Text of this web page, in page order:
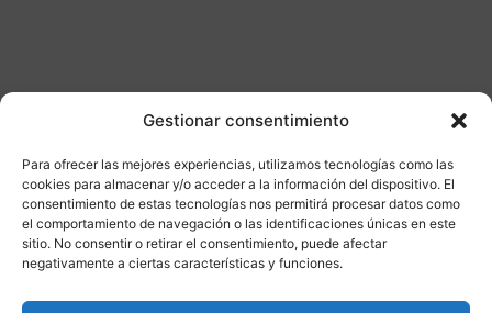
Gestionar consentimiento
Para ofrecer las mejores experiencias, utilizamos tecnologías como las
cookies para almacenar y/o acceder a la información del dispositivo. El
consentimiento de estas tecnologías nos permitirá procesar datos como
el comportamiento de navegación o las identificaciones únicas en este
sitio. No consentir o retirar el consentimiento, puede afectar
negativamente a ciertas características y funciones.
Otros productos
CONSULTAR DISPONIBILIDAD